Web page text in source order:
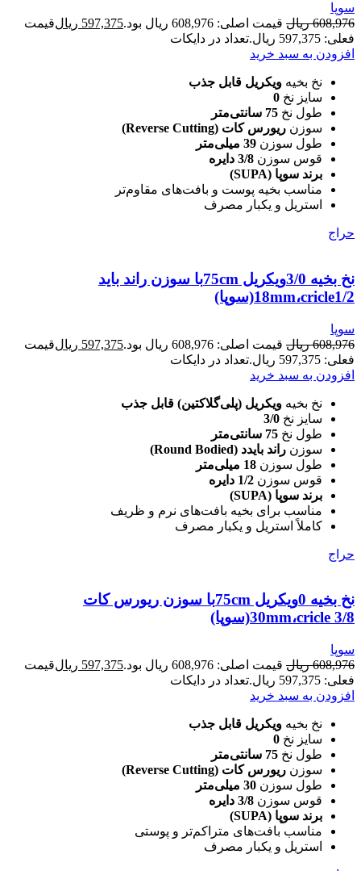
سوپا
608,976 ریال قیمت اصلی: 608,976 ریال بود. 597,375 ریالقیمت
فعلی: 597,375 ریال.
تعداد در دایکات
افزودن به سبد خرید
نخ بخیه ویکریل قابل جذب
سایز نخ 0
طول نخ 75 سانتی‌متر
سوزن ریورس کات (Reverse Cutting)
طول سوزن 39 میلی‌متر
قوس سوزن 3/8 دایره
برند سوپا (SUPA)
مناسب بخیه پوست و بافت‌های مقاوم‌تر
استریل و یکبار مصرف
حراج
نخ بخیه 3/0ویکریل 75cmبا سوزن راند باید
18mm،cricle1/2(سوپا)
سوپا
608,976 ریال قیمت اصلی: 608,976 ریال بود. 597,375 ریالقیمت
فعلی: 597,375 ریال.
تعداد در دایکات
افزودن به سبد خرید
نخ بخیه ویکریل (پلی‌گلاکتین) قابل جذب
سایز نخ 3/0
طول نخ 75 سانتی‌متر
سوزن راند بایدد (Round Bodied)
طول سوزن 18 میلی‌متر
قوس سوزن 1/2 دایره
برند سوپا (SUPA)
مناسب برای بخیه بافت‌های نرم و ظریف
کاملاً استریل و یکبار مصرف
حراج
نخ بخیه 0ویکریل 75cmبا سوزن ریورس کات
30mm،cricle 3/8(سوپا)
سوپا
608,976 ریال قیمت اصلی: 608,976 ریال بود. 597,375 ریالقیمت
فعلی: 597,375 ریال.
تعداد در دایکات
افزودن به سبد خرید
نخ بخیه ویکریل قابل جذب
سایز نخ 0
طول نخ 75 سانتی‌متر
سوزن ریورس کات (Reverse Cutting)
طول سوزن 30 میلی‌متر
قوس سوزن 3/8 دایره
برند سوپا (SUPA)
مناسب بافت‌های متراکم‌تر و پوستی
استریل و یکبار مصرف